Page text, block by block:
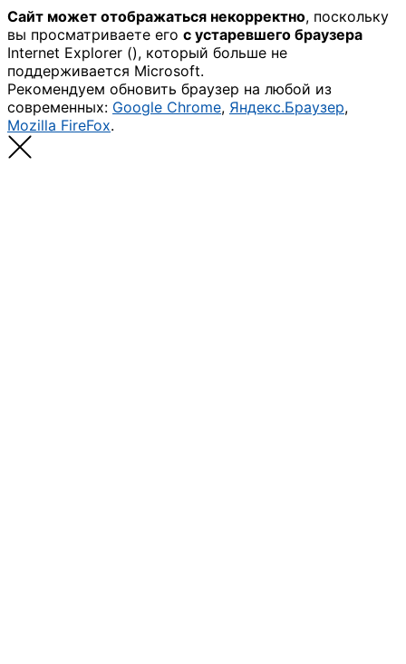
Сайт может отображаться некорректно, поскольку
вы просматриваете его с устаревшего браузера
Internet Explorer (), который больше не
поддерживается Microsoft.
Рекомендуем обновить браузер на любой из
современных: Google Chrome, Яндекс.Браузер,
Mozilla FireFox.